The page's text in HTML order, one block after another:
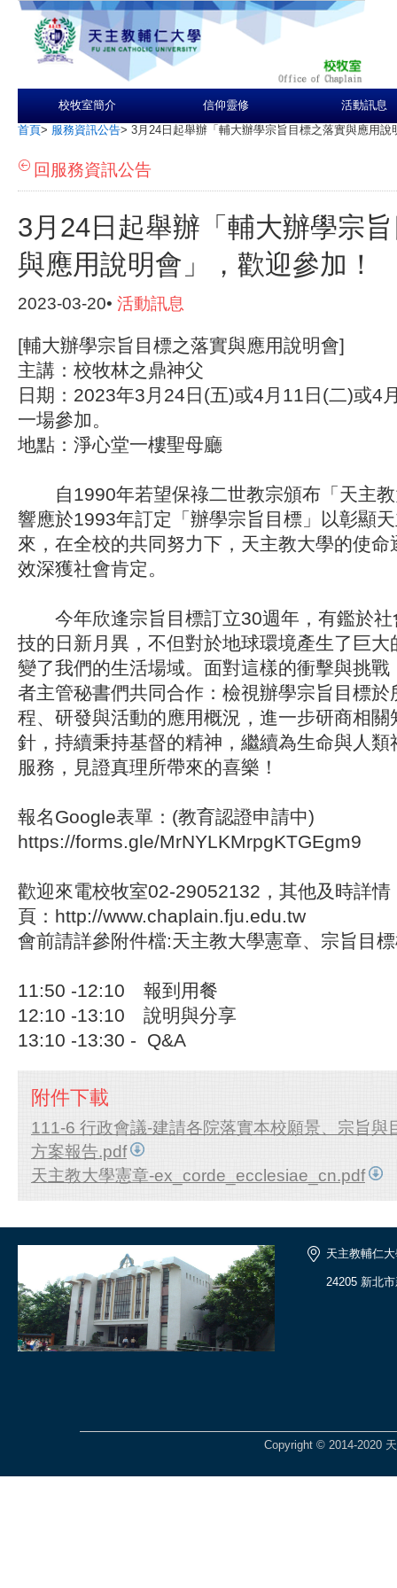
校牧室簡介 信仰靈修 活動訊息
首頁> 服務資訊公告> 3月24日起舉辦「輔大辦學宗旨目標之落實與應用說
回服務資訊公告
3月24日起舉辦「輔大辦學宗
與應用說明會」，歡迎參加！
2023-03-20• 活動訊息
[輔大辦學宗旨目標之落實與應用說明會]
主講：校牧林之鼎神父
日期：2023年3月24日(五)或4月11日(二)或4
一場參加。
地點：淨心堂一樓聖母廳
自1990年若望保祿二世教宗頒布「天主教
響應於1993年訂定「辦學宗旨目標」以彰顯
來，在全校的共同努力下，天主教大學的使
效深獲社會肯定。
今年欣逢宗旨目標訂立30週年，有鑑於社
技的日新月異，不但對於地球環境產生了巨大
變了我們的生活場域。面對這樣的衝擊與挑戰
者主管秘書們共同合作：檢視辦學宗旨目標於
程、研發與活動的應用概況，進一步研商相關
針，持續秉持基督的精神，繼續為生命與人類
服務，見證真理所帶來的喜樂！
報名Google表單：(教育認證申請中)
https://forms.gle/MrNYLKMrpgKTGEgm9
歡迎來電校牧室02-29052132，其他及時詳情
頁：http://www.chaplain.fju.edu.tw
會前請詳參附件檔:天主教大學憲章、宗旨目
11:50 -12:10 報到用餐
12:10 -13:10 說明與分享
13:10 -13:30 - Q&A
附件下載
111-6 行政會議-建請各院落實本校願景、宗旨與
方案報告.pdf
天主教大學憲章-ex_corde_ecclesiae_cn.pdf
天主教輔仁
24205 新北
Copyright © 2014-2020